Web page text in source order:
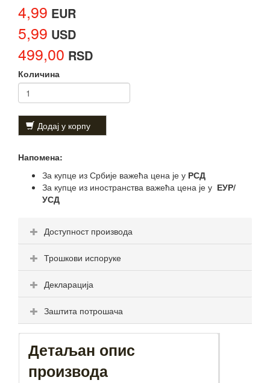
4,99 EUR
5,99 USD
499,00 RSD
Количина
Додај у корпу
Напомена:
За купце из Србије важећа цена је у РСД
За купце из иностранства важећа цена је у ЕУР/
УСД
Доступност производа
Трошкови испоруке
Декларација
Заштита потрошача
Детаљан опис
производа